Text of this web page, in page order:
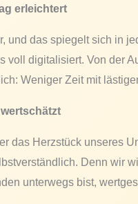
erleichtert
und das spiegelt sich in
voll digitalisiert. Von der
Weniger Zeit mit
das Herzstück unseres
Denn wir
unterwegs bist,